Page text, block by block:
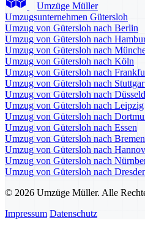
Umzüge Müller
Umzugsunternehmen Gütersloh
Umzug von Gütersloh nach Berlin
Umzug von Gütersloh nach
Umzug von Gütersloh nach
Umzug von Gütersloh nach Köln
Umzug von Gütersloh nach
Umzug von Gütersloh nach
Umzug von Gütersloh nach
Umzug von Gütersloh nach Leipzig
Umzug von Gütersloh nach
Umzug von Gütersloh nach Essen
Umzug von Gütersloh nach Bremen
Umzug von Gütersloh nach
Umzug von Gütersloh nach
Umzug von Gütersloh nach
© 2026 Umzüge Müller. Alle
Impressum Datenschutz